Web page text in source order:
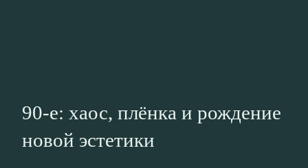
90‑е: хаос, плёнка и рождение
новой эстетики